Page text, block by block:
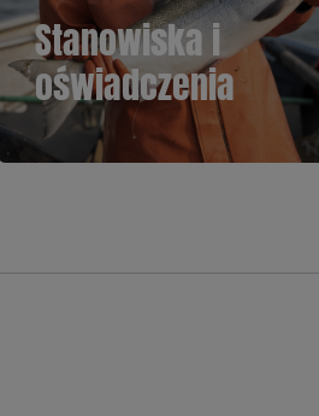
Stanowiska i
oświadczenia